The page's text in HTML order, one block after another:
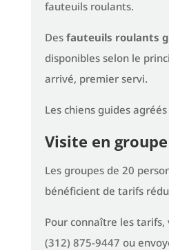
fauteuils roulants.
Des fauteuils roulants
disponibles selon le
arrivé, premier servi.
Les chiens guides
Visite en groupe
Les groupes de 20
bénéficient de tarifs
Pour connaître les
(312) 875-9447 ou